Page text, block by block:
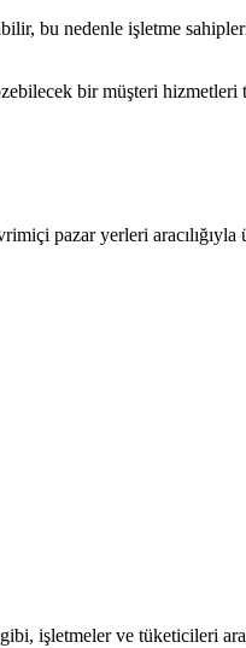
bu nedenle işletme
bir müşteri
pazar yerleri
işletmeler ve tüketicileri